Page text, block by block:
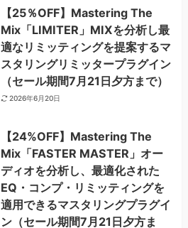
【25％OFF】Mastering The
Mix「LIMITER」MIXを分析し最
適なリミッティングを提案するマ
スタリングリミッタープラグイン
（セール期間7月21日夕方まで）
2026年6月20日
【24%OFF】Mastering The
Mix「FASTER MASTER」オー
ディオを分析し、最適化された
EQ・コンプ・リミッティングを
適用できるマスタリングプラグイ
ン（セール期間7月21日夕方ま